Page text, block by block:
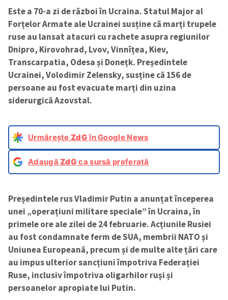
Este a 70-a zi de război în Ucraina. Statul Major al
Forțelor Armate ale Ucrainei susține că marți trupele
ruse au lansat atacuri cu rachete asupra regiunilor
Dnipro, Kirovohrad, Lvov, Vinnîțea, Kiev,
Transcarpatia, Odesa și Donețk. Președintele
Ucrainei, Volodimir Zelensky, susține că 156 de
persoane au fost evacuate marți din uzina
siderurgică Azovstal.
Urmărește ZdGîn Google News
AdaugăZdG ca sursă preferată
Președintele rus Vladimir Putin a anunțat începerea
unei „operațiuni militare speciale” în Ucraina, în
primele ore ale zilei de 24 februarie. Acțiunile Rusiei
au fost condamnate ferm de SUA, membrii NATO și
Uniunea Europeană, precum și de multe alte țări care
au impus ulterior sancțiuni împotriva Federației
Ruse, inclusiv împotriva oligarhilor ruși și
persoanelor apropiate lui Putin.